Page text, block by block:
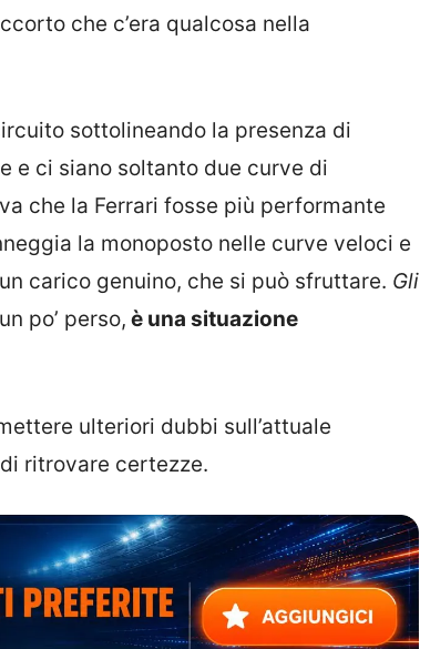
che c’era qualcosa nella
sottolineando la presenza di
e ci siano soltanto due curve di
che la Ferrari fosse più performante
la monoposto nelle curve veloci e
carico genuino, che si può sfruttare. Gli
po’ perso, è una situazione
ulteriori dubbi sull’attuale
ritrovare certezze.